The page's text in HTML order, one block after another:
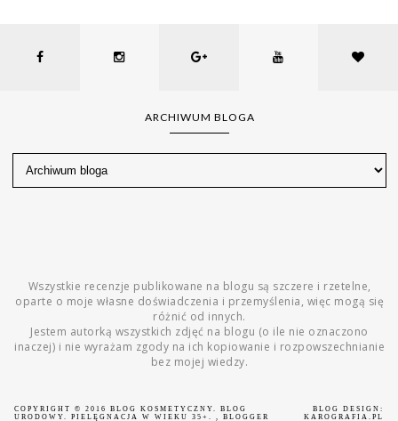
ARCHIWUM BLOGA
Wszystkie recenzje publikowane na blogu są szczere i rzetelne,
oparte o moje własne doświadczenia i przemyślenia, więc mogą się
różnić od innych.
Jestem autorką wszystkich zdjęć na blogu (o ile nie oznaczono
inaczej) i nie wyrażam zgody na ich kopiowanie i rozpowszechnianie
bez mojej wiedzy.
COPYRIGHT © 2016 BLOG KOSMETYCZNY. BLOG
URODOWY. PIELĘGNACJA W WIEKU 35+. , BLOGGER
BLOG DESIGN:
KAROGRAFIA.PL